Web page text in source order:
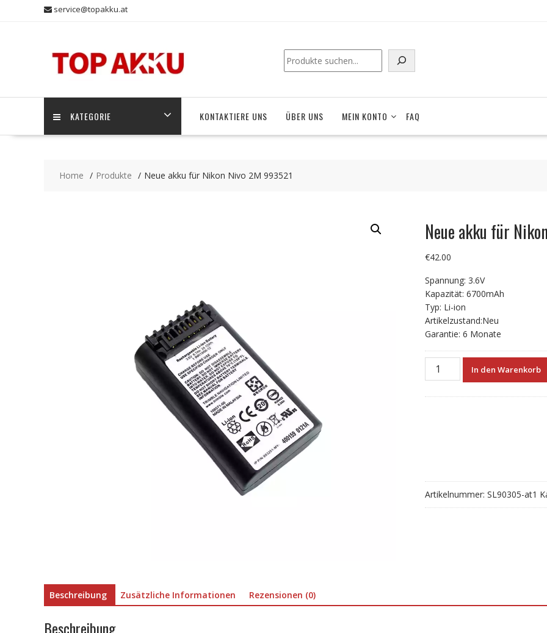
service@topakku.at
KATEGORIE KONTAKTIERE UNS ÜBER UNS MEIN KONTO FAQ
Home Produkte Neue akku für Nikon Nivo 2M 993521
Neue akku für
€42.00
Spannung: 3.6V
Kapazität: 6700mAh
Typ: Li-ion
Artikelzustand:Neu
Garantie: 6 Monate
Neue
In den Warenkorb
Artikelnummer: SL90305-at1
Beschreibung Zusätzliche Informationen Rezensionen (0)
Beschreibung